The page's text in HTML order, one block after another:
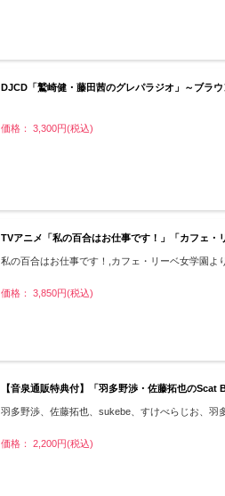
DJCD「鷲崎健・藤田茜のグレパラジオ」～ブラウ
価格： 3,300円(税込)
TVアニメ「私の百合はお仕事です！」「カフェ・
私の百合はお仕事です！,カフェ・リーベ女学園
価格： 3,850円(税込)
【音泉通販特典付】「羽多野渉・佐藤拓也の
羽多野渉、佐藤拓也、sukebe、すけべらじお、羽
価格： 2,200円(税込)